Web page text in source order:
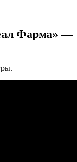
Фарма» —